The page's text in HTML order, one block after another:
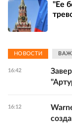
"Ее
НОВОСТИ
16:42
16:12